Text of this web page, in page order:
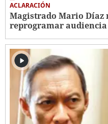
ACLARACIÓN
Magistrado Mario Díaz
reprogramar audiencia